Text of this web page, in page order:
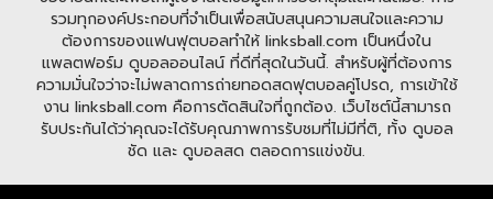
รวมทุกองค์ประกอบที่จำเป็นเพื่อสนับสนุนความสนใจและความ
ต้องการของแฟนฟุตบอลทำให้ linksball.com เป็นหนึ่งใน
แพลตฟอร์ม ดูบอลออนไลน์ ที่ดีที่สุดในวันนี้. สำหรับผู้ที่ต้องการ
ความมั่นใจว่าจะไม่พลาดการถ่ายทอดสดฟุตบอลคู่โปรด, การเข้าใช้
งาน linksball.com คือการตัดสินใจที่ถูกต้อง. เว็บไซต์นี้สามารถ
รับประกันได้ว่าคุณจะได้รับคุณภาพการรับชมที่ไม่มีที่ติ, ทั้ง ดูบอล
ชัด และ ดูบอลสด ตลอดการแข่งขัน.